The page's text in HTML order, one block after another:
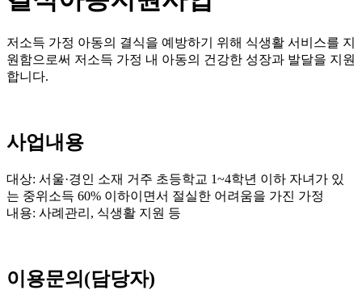
저소득 가정 아동의 결식을 예방하기 위해 식생활 서비스를 지
원함으로써 저소득 가정 내 아동의 건강한 성장과 발달을 지원
합니다.
사업내용
대상: 서울·경인 소재 거주 초등학교 1~4학년 이하 자녀가 있
는 중위소득 60% 이하이면서 절실한 어려움을 가진 가정
내용: 사례관리, 식생활 지원 등
이용문의(담당자)